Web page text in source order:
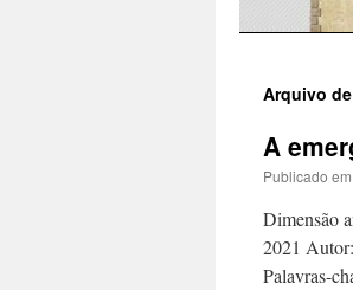
para
Arquivo
A
Publicado em
Dimensão
2021
Palavras-